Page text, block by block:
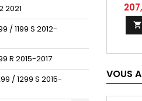
2021
/ 1199 S 2012-
R 2015-2017
/ 1299 S 2015-
2018,
35
2018,
kw
1200 S
kw, 939

VOUS